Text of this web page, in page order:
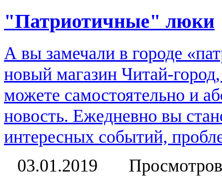
"Патриотичные" люки
А вы замечали в городе
новый магазин Читай-
можете самостоятельно и
новость. Ежедневно вы
интересных событий,
03.01.2019